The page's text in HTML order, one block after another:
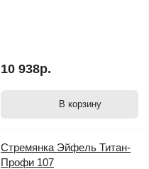
10 938р.
В корзину
Стремянка Эйфель Титан-
Профи 107